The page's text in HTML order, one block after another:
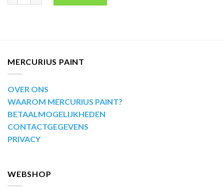
MERCURIUS PAINT
OVER ONS
WAAROM MERCURIUS PAINT?
BETAALMOGELIJKHEDEN
CONTACTGEGEVENS
PRIVACY
WEBSHOP